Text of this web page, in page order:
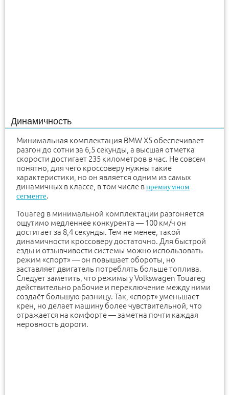
Динамичность
Минимальная комплектация BMW X5 обеспечивает
разгон до сотни за 6,5 секунды, а высшая отметка
скорости достигает 235 километров в час. Не совсем
понятно, для чего кроссоверу нужны такие
характеристики, но он является одним из самых
динамичных в классе, в том числе впремиумном
сегменте.
Touareg в минимальной комплектации разгоняется
ощутимо медленнее конкурента — 100 км/ч он
достигает за 8,4 секунды. Тем не менее, такой
динамичности кроссоверу достаточно. Для быстрой
езды и отзывчивости системы можно использовать
режим «спорт» — он повышает обороты, но
заставляет двигатель потреблять больше топлива.
Следует заметить, что режимы у Volkswagen Touareg
действительно рабочие и переключение между ними
создаёт большую разницу. Так, «спорт» уменьшает
крен, но делает машину более чувствительной, что
отражается на комфорте — заметна почти каждая
неровность дороги.